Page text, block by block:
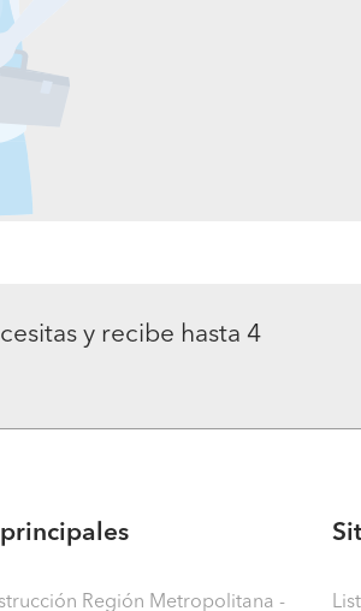
y recibe hasta 4
Región Metropolitana -